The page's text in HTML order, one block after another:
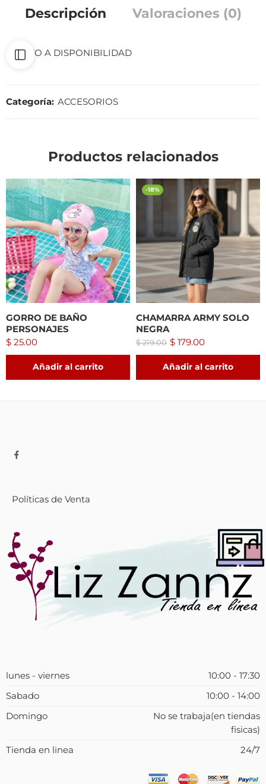
Descripción Valoraciones (0)
SUJETO A DISPONIBILIDAD
Categoría: ACCESORIOS
Productos relacionados
GORRO DE BAÑO
PERSONAJES
$ 25.00
Añadir al carrito
-18%
CHAMARRA ARMY SOLO
NEGRA
$219.00 $ 179.00
Añadir al carrito
Políticas de Venta
lunes - viernes
10:00 - 17:30
Sabado
10:00 - 14:00
Domingo
No se trabaja(en tiendas
fisicas)
Tienda en linea
24/7